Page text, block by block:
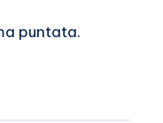
puntata.